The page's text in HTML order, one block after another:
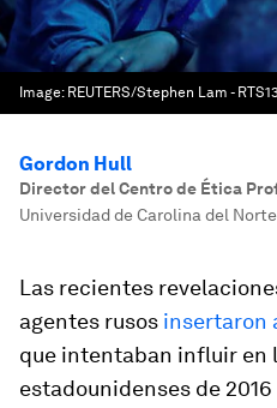
Image: REUTERS/Stephen Lam -
Gordon Hull
Director del Centro de Ética
Universidad de Carolina del Norte
Las recientes
agentes rusos insertaron
que intentaban influir en
estadounidenses de